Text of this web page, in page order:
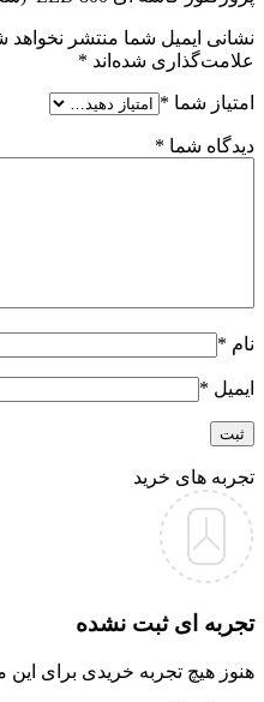
نشانی ایمیل شما منتشر نخواهد
علامت‌گذاری شده‌اند *
امتیاز شما *
دیدگاه شما *
نام *
ایمیل *
تجربه های خرید
تجربه ای ثبت نشده
هنوز هیچ تجربه خریدی برای